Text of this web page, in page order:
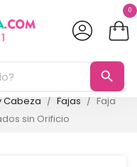
0
search
Cabeza Fajas
Faja
sin Orificio